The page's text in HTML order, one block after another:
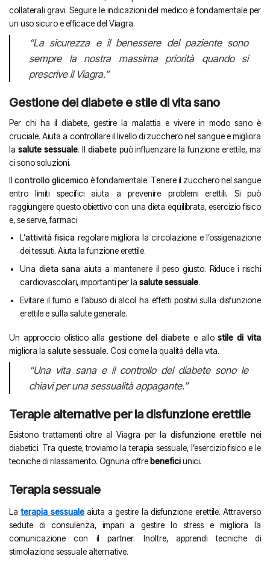
collaterali gravi. Seguire le indicazioni del medico è fondamentale per
un uso sicuro e efficace del Viagra.
“La sicurezza e il benessere del paziente sono
sempre la nostra massima priorità quando si
prescrive il Viagra.”
Gestione del diabete e stile di vita sano
Per chi ha il diabete, gestire la malattia e vivere in modo sano è
cruciale. Aiuta a controllare il livello di zucchero nel sangue e migliora
la salute sessuale. Il diabetepuò influenzare la funzione erettile, ma
ci sono soluzioni.
controllo glicemico è fondamentale. Tenere il zucchero nel sangue
entro limiti specifici aiuta a prevenire problemi erettili. Si può
raggiungere questo obiettivo con una dieta equilibrata, esercizio fisico
e, se serve, farmaci.
L’attività fisica regolare migliora la circolazione e l’ossigenazione
dei tessuti. Aiuta la funzione erettile.
Una dieta sana aiuta a mantenere il peso giusto. Riduce i rischi
cardiovascolari, importanti per la salute sessuale.
Evitare il fumo e l’abuso di alcol ha effetti positivi sulla disfunzione
erettile e sulla salute generale.
Un approccio olistico allagestione del diabetee allostile di vita
migliora la salute sessuale. Così come la qualità della vita.
“Una vita sana e il controllo del diabete sono le
chiavi per una sessualità appagante.”
Terapie alternative per la disfunzione erettile
Esistono trattamenti oltre al Viagra per la disfunzione erettile nei
diabetici. Tra queste, troviamo la terapia sessuale, l’esercizio fisico e le
tecniche di rilassamento. Ognuna offre beneficiunici.
Terapia sessuale
Laterapia sessualeaiuta a gestire la disfunzione erettile. Attraverso
sedute di consulenza, impari a gestire lo stress e migliora la
comunicazione con il partner. Inoltre, apprendi tecniche di
stimolazione sessuale alternative.